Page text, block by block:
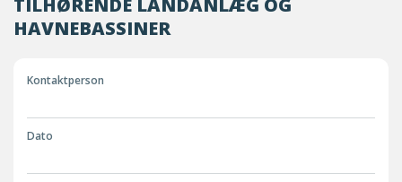
TILHØRENDE LANDANLÆG OG
HAVNEBASSINER
Kontaktperson
Dato